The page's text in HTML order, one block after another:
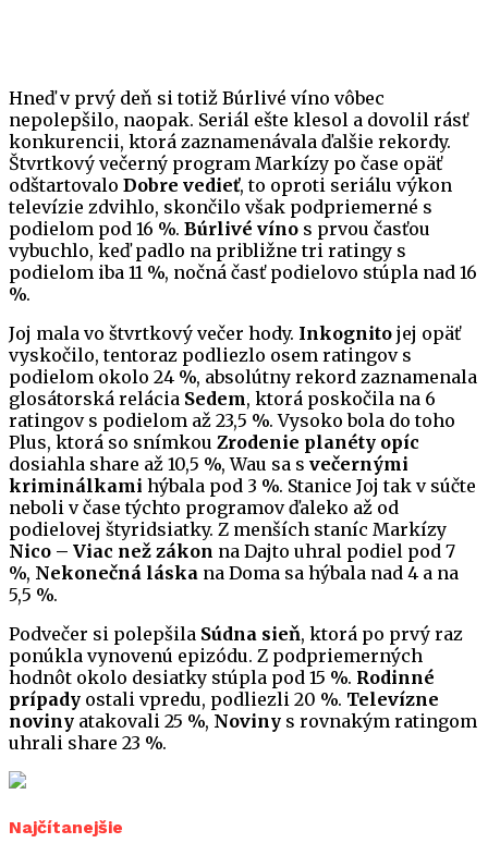
Hneď v prvý deň si totiž Búrlivé víno vôbec
nepolepšilo, naopak. Seriál ešte klesol a dovolil rásť
konkurencii, ktorá zaznamenávala ďalšie rekordy.
Štvrtkový večerný program Markízy po čase opäť
odštartovalo Dobre vedieť, to oproti seriálu výkon
televízie zdvihlo, skončilo však podpriemerné s
podielom pod 16 %. Búrlivé víno s prvou časťou
vybuchlo, keď padlo na približne tri ratingy s
podielom iba 11 %, nočná časť podielovo stúpla nad 16
%.
Joj mala vo štvrtkový večer hody. Inkognito jej opäť
vyskočilo, tentoraz podliezlo osem ratingov s
podielom okolo 24 %, absolútny rekord zaznamenala
glosátorská relácia Sedem, ktorá poskočila na 6
ratingov s podielom až 23,5 %. Vysoko bola do toho
Plus, ktorá so snímkou Zrodenie planéty opíc
dosiahla share až 10,5 %, Wau sa s večernými
kriminálkami hýbala pod 3 %. Stanice Joj tak v súčte
neboli v čase týchto programov ďaleko až od
podielovej štyridsiatky. Z menších staníc Markízy
Nico – Viac než zákon na Dajto uhral podiel pod 7
%, Nekonečná láska na Doma sa hýbala nad 4 a na
5,5 %.
Podvečer si polepšila Súdna sieň, ktorá po prvý raz
ponúkla vynovenú epizódu. Z podpriemerných
hodnôt okolo desiatky stúpla pod 15 %. Rodinné
prípady ostali vpredu, podliezli 20 %. Televízne
noviny atakovali 25 %, Noviny s rovnakým ratingom
uhrali share 23 %.
Najčítanejšie